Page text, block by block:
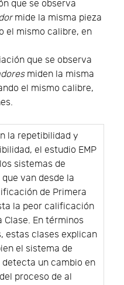
que se observa
mide la misma pieza
el mismo calibre, en
que se observa
miden la misma
el mismo calibre,
la repetibilidad y
el estudio EMP
sistemas de
van desde la
de Primera
la peor calificación
Clase. En términos
estas clases explican
el sistema de
detecta un cambio en
proceso de al